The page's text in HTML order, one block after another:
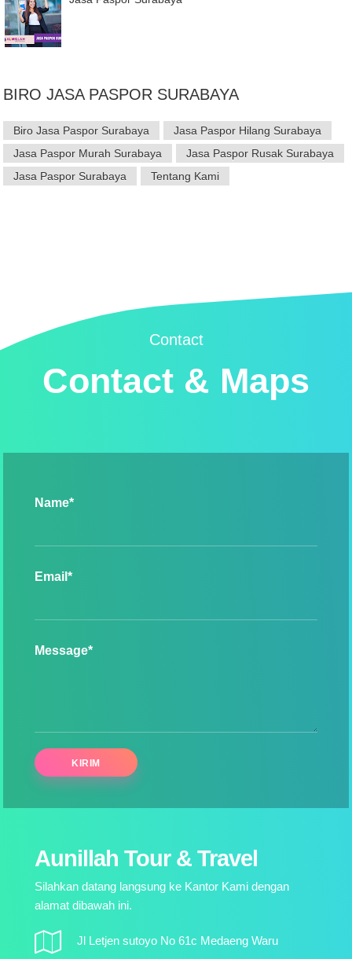
BIRO JASA PASPOR SURABAYA
Biro Jasa Paspor Surabaya
Jasa Paspor Hilang Surabaya
Jasa Paspor Murah Surabaya
Jasa Paspor Rusak Surabaya
Jasa Paspor Surabaya
Tentang Kami
Contact
Contact & Maps
Name*
Email*
Message*
Aunillah Tour & Travel
Silahkan datang langsung ke Kantor Kami dengan
alamat dibawah ini.
Jl Letjen sutoyo No 61c Medaeng Waru